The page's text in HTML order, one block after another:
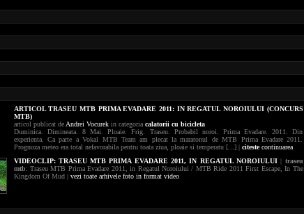
ARTICOL TRASEU MTB PRIMA EVADARE 2011: IN REGATUL NOROIULUI (CONCURS
MTB)
articol publicat de Andrei Vocurekin categoria calatorii cu bicicleta
Duminica. Dimineata. 8 Mai. Ploaie. Frig. Traseu. Probabil noroi. Prima Evadare. 2011. Din
experienta. Ca parte a Vokal MTB Team am plecat la maratonul de MTB Prima Evadare 2011.
Prognoza meteo era total nefavorabila pentru toata ziua, ploaie si temperatu [...] | citestecontinuarea
VIDEOCLIP: TRASEU MTB PRIMA EVADARE 2011, IN REGATUL NOROIULUI| traseu
mtb: Traseu MTB Prima Evadare 2011, in Regatul Noroiului / MTB Ride 2011 First Escape, In The
Kingdom Of Mud | vezi toate arhivele foto in format video